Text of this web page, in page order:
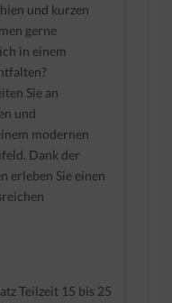
und kurzen
gerne
in einem
Sie an
und
modernen
Dank der
erleben Sie einen
Teilzeit 15 bis 25